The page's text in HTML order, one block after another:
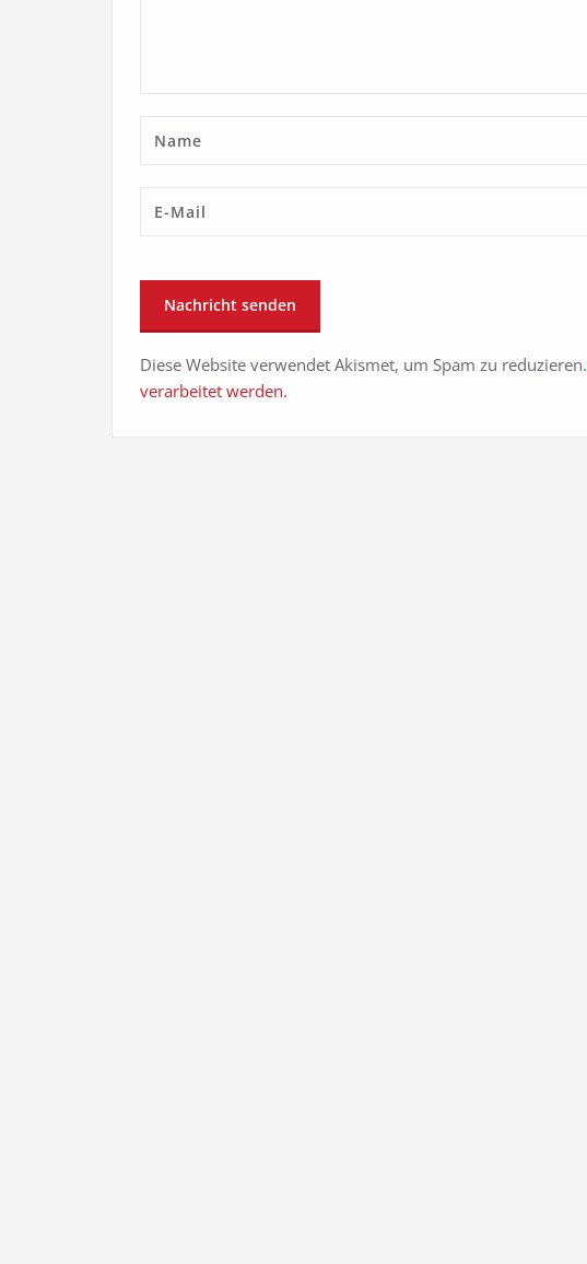
Diese Website verwendet Akismet, um Spam zu reduzieren.
verarbeitet werden.